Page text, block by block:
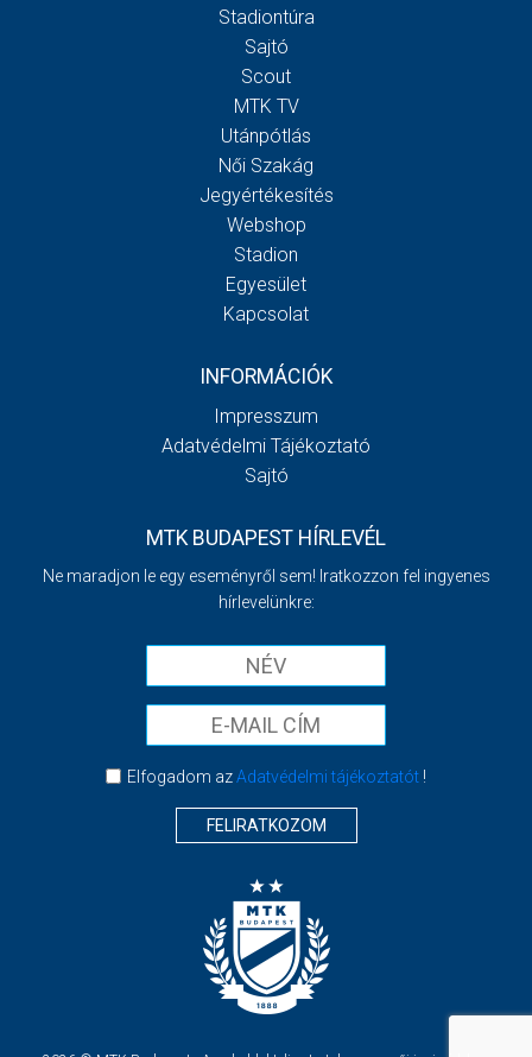
Stadiontúra
Sajtó
Scout
MTK TV
Utánpótlás
Női Szakág
Jegyértékesítés
Webshop
Stadion
Egyesület
Kapcsolat
INFORMÁCIÓK
Impresszum
Adatvédelmi Tájékoztató
Sajtó
MTK BUDAPEST HÍRLEVÉL
Ne maradjon le egy eseményről sem! Iratkozzon fel ingyenes
hírlevelünkre:
Elfogadom azAdatvédelmi tájékoztatót!
FELIRATKOZOM